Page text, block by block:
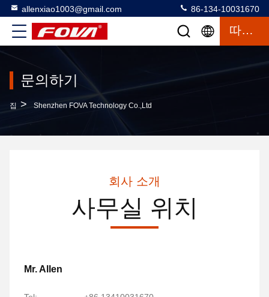
allenxiao1003@gmail.com 86-134-10031670
따옴표
문의하기
집 > Shenzhen FOVA Technology Co.,Ltd
회사 소개
사무실 위치
Mr. Allen